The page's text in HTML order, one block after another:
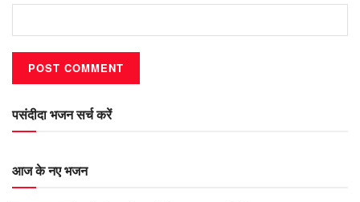
पसंदीदा भजन सर्च करें
आज के नए भजन